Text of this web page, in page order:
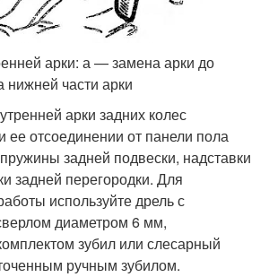
арки: а — замена арки до
части арки
арки задних колес
ее отсоединении от панели пола
задней подвески, надставки
задней перегородки. Для
используйте дрель с
диаметром 6 мм,
зубил или слесарный
ручным зубилом.